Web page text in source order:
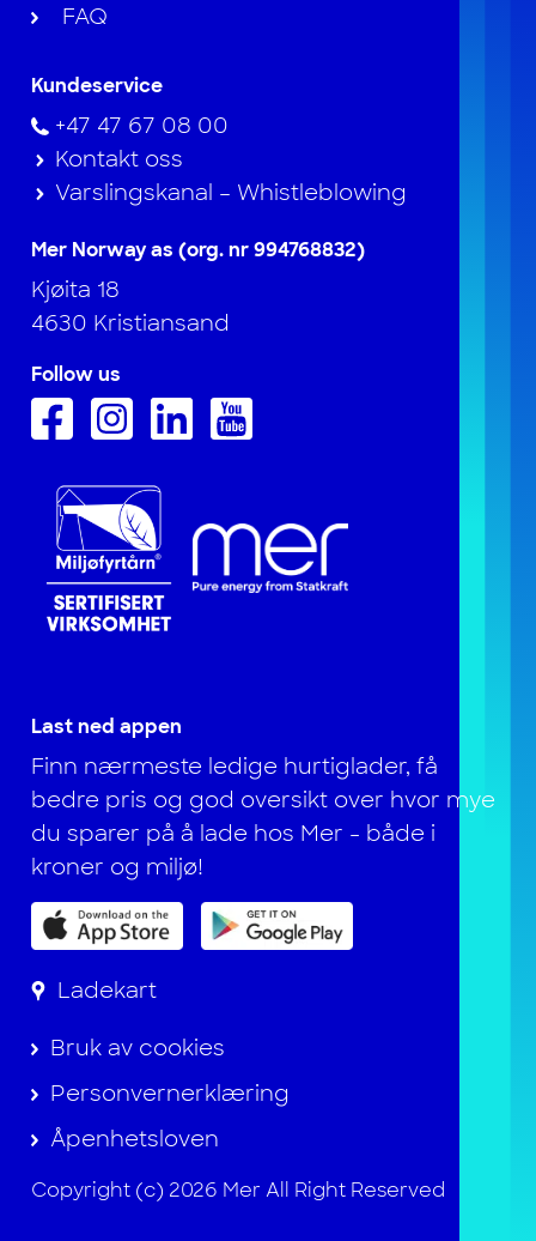
Last ned appen
Finn nærmeste ledige hurtiglader, få
bedre pris og god oversikt over hvor mye
du sparer på å lade hos Mer - både i
kroner og miljø!
Ladekart
Bruk av cookies
Personvernerklæring
Åpenhetsloven
Copyright (c) 2026 Mer All Right Reserved
FAQ
Kundeservice
+47 47 67 08 00
Kontakt oss
Varslingskanal – Whistleblowing
Mer Norway as (org. nr 994768832)
Kjøita 18
4630 Kristiansand
Follow us